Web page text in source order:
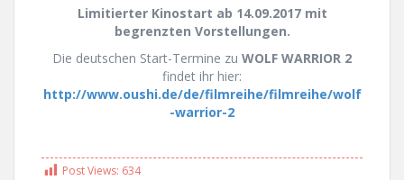
Limitierter Kinostart ab 14.09.2017 mit
begrenzten Vorstellungen.
Die deutschen Start-Termine zu WOLF WARRIOR 2
findet ihr hier:
http://www.oushi.de/de/filmreihe/filmreihe/wolf
-warrior-2
Post Views: 634